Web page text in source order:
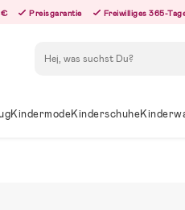
€ Preisgarantie Freiwilliges 365-
KindermodeKinderschuhe